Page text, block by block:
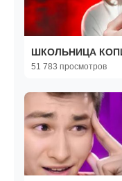
ШКОЛЬНИЦА
51 783 просмотров